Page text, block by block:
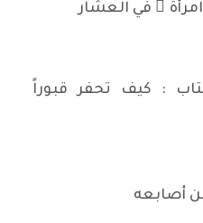
امرأة َ في العشار
: كيف تحفر قبوراً
أصابعه